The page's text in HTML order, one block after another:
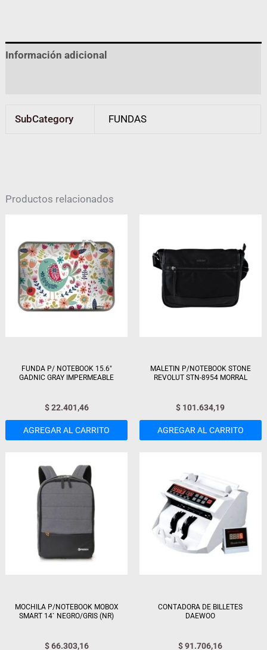
Información adicional
SubCategory FUNDAS
Productos relacionados
FUNDA P/ NOTEBOOK 15.6″
GADNIC GRAY IMPERMEABLE
$22.401,46
AGREGAR AL CARRITO
MALETIN P/NOTEBOOK STONE
REVOLUT STN-8954 MORRAL
$ 101.634,19
AGREGAR AL CARRITO
MOCHILA P/NOTEBOOK MOBOX
SMART 14` NEGRO/GRIS (NR)
$66.303,16
CONTADORA DE BILLETES
DAEWOO
$91.706,16